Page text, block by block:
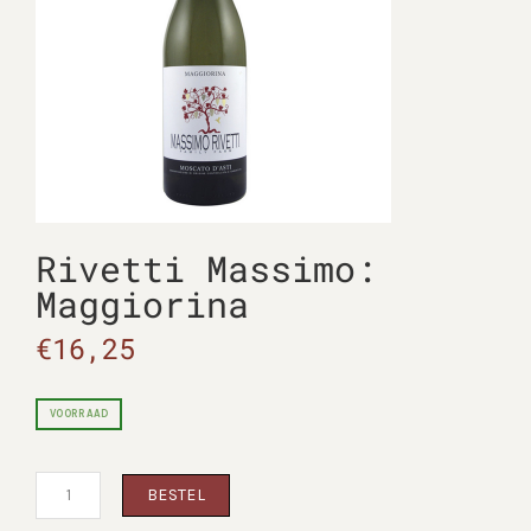
Rivetti Massimo:
Maggiorina
€16,25
VOORRAAD
Rivetti
Massimo:
Maggiorina
BESTEL